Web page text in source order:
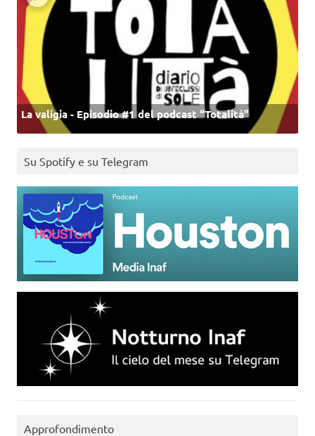
La valigia - Episodio #1 del podcast “Totalità”
Su Spotify e su Telegram
Approfondimento